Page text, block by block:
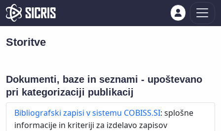
Storitve
Dokumenti, baze in seznami - upoštevano
pri kategorizaciji publikacij
Bibliografski zapisi v sistemu COBISS.SI: splošne
informacije in kriteriji za izdelavo zapisov